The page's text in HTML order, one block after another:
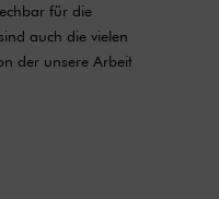
für die
auch die vielen
der unsere Arbeit